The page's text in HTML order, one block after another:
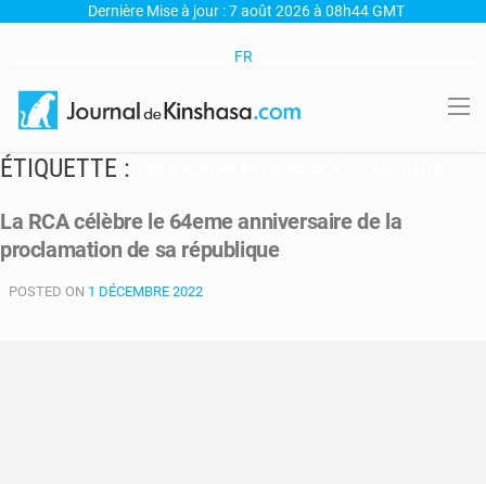
Dernière Mise à jour : 7 août 2026 à 08h44 GMT
FR
ÉTIQUETTE :
La RCA célèbre le 64eme anniversaire de la
proclamation de sa république
POSTED ON 1 DÉCEMBRE 2022